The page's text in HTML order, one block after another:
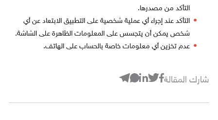
التأكد من مصدرها.
التأكد عند إجراء أي عملية شخصية على التطبيق الابتعاد عن أي
شخص يمكن أن يتجسس على المعلومات الظاهرة على الشاشة.
عدم تخزين أي معلومات خاصة بالحساب على الهاتف.
شارك المقالة